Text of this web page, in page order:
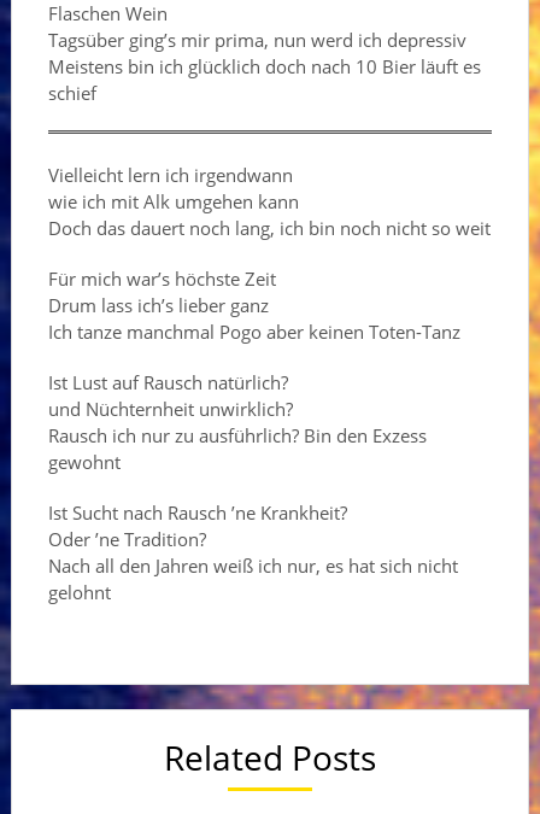
Flaschen Wein
Tagsüber ging’s mir prima, nun werd ich depressiv
Meistens bin ich glücklich doch nach 10 Bier läuft es
schief
Vielleicht lern ich irgendwann
wie ich mit Alk umgehen kann
Doch das dauert noch lang, ich bin noch nicht so weit
Für mich war’s höchste Zeit
Drum lass ich’s lieber ganz
Ich tanze manchmal Pogo aber keinen Toten-Tanz
Ist Lust auf Rausch natürlich?
und Nüchternheit unwirklich?
Rausch ich nur zu ausführlich? Bin den Exzess
gewohnt
Ist Sucht nach Rausch ’ne Krankheit?
Oder ’ne Tradition?
Nach all den Jahren weiß ich nur, es hat sich nicht
gelohnt
Related Posts